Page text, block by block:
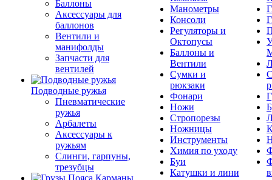
Баллоны
Аксессуары для
баллонов
Вентили и
манифолды
Запчасти для
вентилей
Подводные ружья
Пневматические
ружья
Арбалеты
Аксессуары к
ружьям
Слинги, гарпуны,
трезубцы
Манометры
Консоли
Регуляторы и
Октопусы
Баллоны и
Вентили
Сумки и
рюкзаки
Фонари
Ножи
Стропорезы
Ножницы
Инструменты
Химия по уходу
Буи
Катушки и лини